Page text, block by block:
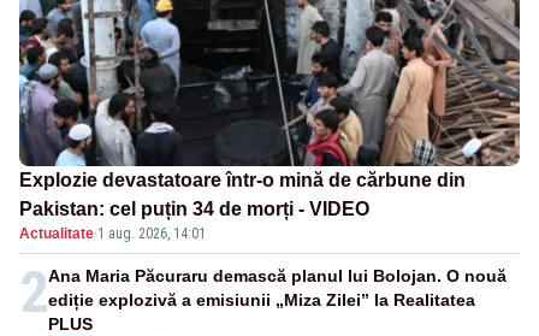
Explozie devastatoare într-o mină de cărbune din
Pakistan: cel puțin 34 de morți - VIDEO
Actualitate·1 aug. 2026, 14:01
2Ana Maria Păcuraru demască planul lui Bolojan. O nouă
ediție explozivă a emisiunii „Miza Zilei” la Realitatea
PLUS